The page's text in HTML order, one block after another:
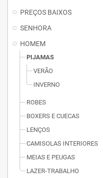
PREÇOS BAIXOS
SENHORA
HOMEM
PIJAMAS
VERÃO
INVERNO
ROBES
BOXERS E CUECAS
LENÇOS
CAMISOLAS INTERIORES
MEIAS E PEUGAS
LAZER-TRABALHO